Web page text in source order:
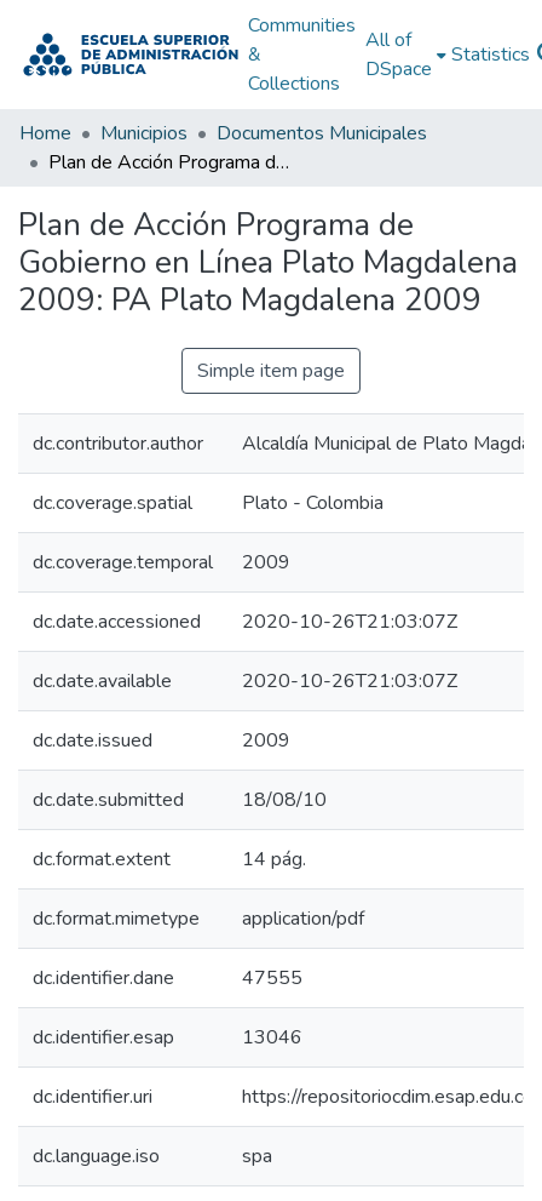
Communities
&
Collections
All of
DSpace
Statistics
Home Municipios
Documentos Municipales
Plan de Acción Programa de Gobierno en Línea Plato Magdalena 2009: PA Plato Magdalena 2009
Plan de Acción Programa de
Gobierno en Línea Plato Magdalena
2009: PA Plato Magdalena 2009
Simple item page
dc.contributor.author Alcaldía Municipal de Plato
dc.coverage.spatial Plato - Colombia
dc.coverage.temporal 2009
dc.date.accessioned 2020-10-26T21:03:07Z
dc.date.available 2020-10-26T21:03:07Z
dc.date.issued 2009
dc.date.submitted 18/08/10
dc.format.extent 14 pág.
dc.format.mimetype application/pdf
dc.identifier.dane 47555
dc.identifier.esap 13046
dc.identifier.uri https://
dc.language.iso spa